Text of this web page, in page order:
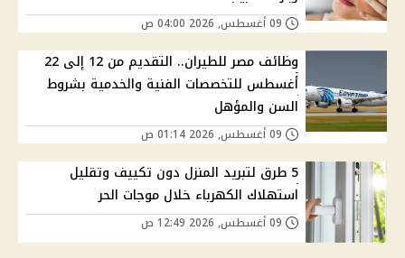
وظائف مصر للطيران.. التقديم من 12 إلى 22
أغسطس للتخصصات الفنية والخدمية بشروط
السن والمؤهل
5 طرق لتبريد المنزل دون تكييف وتقليل
استهلاك الكهرباء خلال موجات الحر